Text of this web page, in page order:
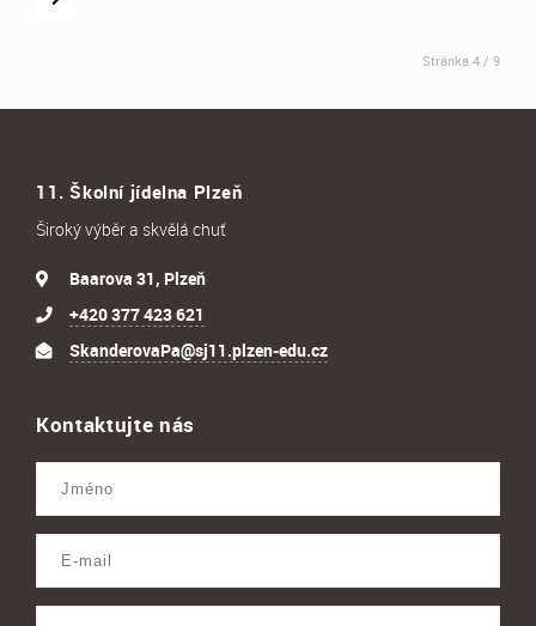
Stránka 4 / 9
11. Školní jídelna Plzeň
Široký výběr a skvělá chuť
Baarova 31, Plzeň
+420 377 423 621
SkanderovaPa@sj11.plzen-edu.cz
Kontaktujte nás